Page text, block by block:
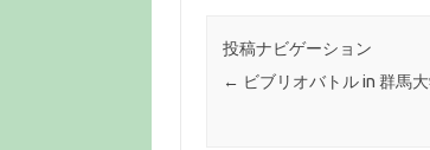
投稿ナビゲーション
← ビブリオバトル in 群馬